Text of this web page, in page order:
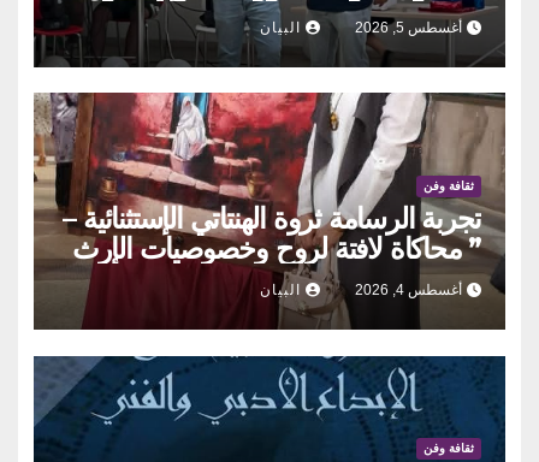
الحوكمة التشاركية
أغسطس 5, 2026 البيان
ثقافة وفن
تجربة الرسامة ثروة الهنتاتي الإستثنائية –
” محاكاة لافتة لروح وخصوصيات الإرث
العمراني والحراك الإنساني بلمسات
أنثويٌة مدهشة”
أغسطس 4, 2026 البيان
ثقافة وفن